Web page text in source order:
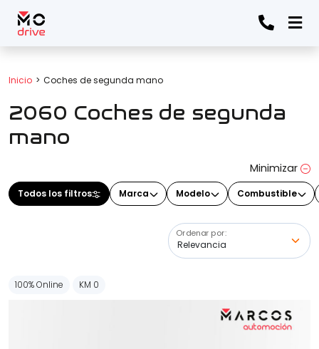
Inicio Coches de segunda mano
2060 Coches de segunda
mano
Minimizar
Todos los filtros Marca Modelo Combustible
Ordenar por:
Todos los filtros
Marca
Modelo
(Elige uno o varios modelos)
100% Online KM 0